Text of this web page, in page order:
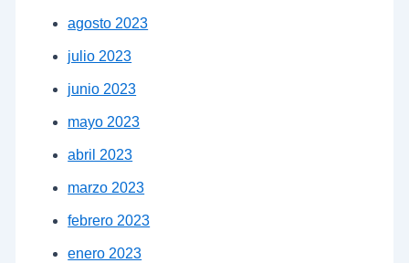
agosto 2023
julio 2023
junio 2023
mayo 2023
abril 2023
marzo 2023
febrero 2023
enero 2023